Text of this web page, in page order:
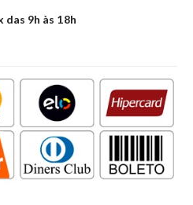
das 9h às 18h